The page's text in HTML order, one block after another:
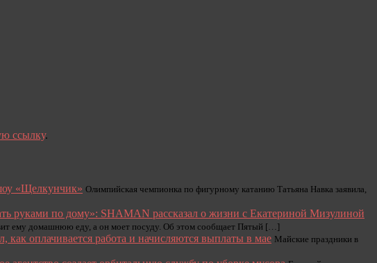
ссылку.
«Щелкунчик» Олимпийская чемпионка по фигурному катанию Татьяна Навка заявила,
руками по дому»: SHAMAN рассказал о жизни с Екатериной Мизулиной
ему домашнюю еду, а он моет посуду. Об этом сообщает Пятый […]
как оплачивается работа и начисляются выплаты в мае Майские праздники в